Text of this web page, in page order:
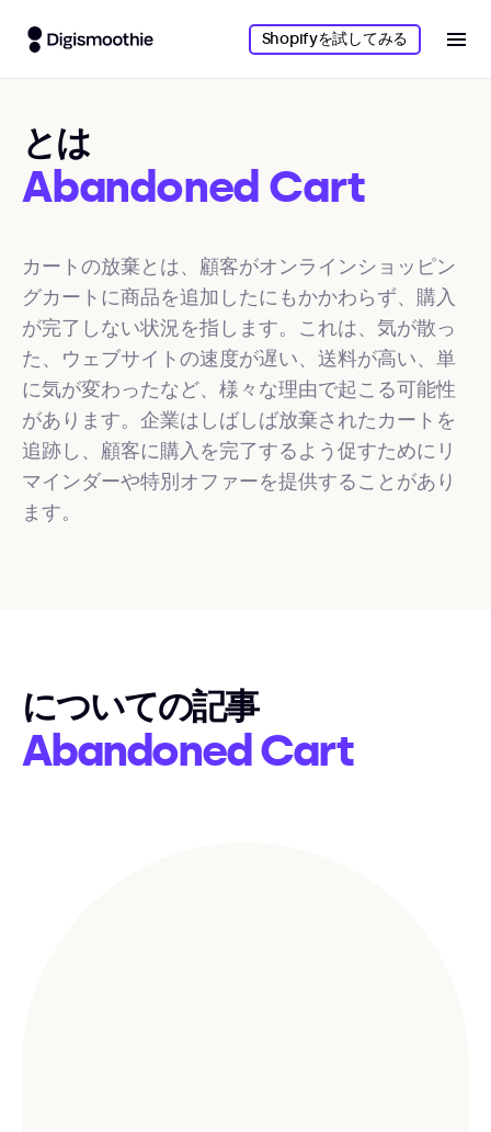
Shopifyを試してみる
とは
Abandoned Cart
カートの放棄とは、顧客がオンラインショッピン
グカートに商品を追加したにもかかわらず、購入
が完了しない状況を指します。これは、気が散っ
た、ウェブサイトの速度が遅い、送料が高い、単
に気が変わったなど、様々な理由で起こる可能性
があります。企業はしばしば放棄されたカートを
追跡し、顧客に購入を完了するよう促すためにリ
マインダーや特別オファーを提供することがあり
ます。
についての記事
Abandoned Cart